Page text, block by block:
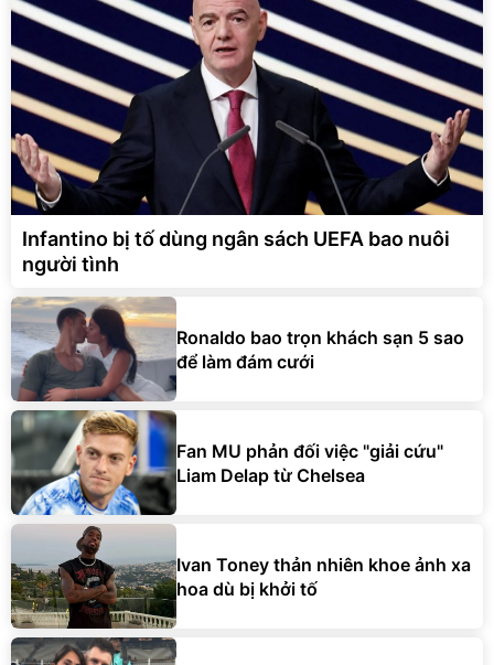
Infantino bị tố dùng ngân sách UEFA bao nuôi
người tình
Ronaldo bao trọn khách sạn 5 sao
để làm đám cưới
Fan MU phản đối việc "giải cứu"
Liam Delap từ Chelsea
Ivan Toney thản nhiên khoe ảnh xa
hoa dù bị khởi tố